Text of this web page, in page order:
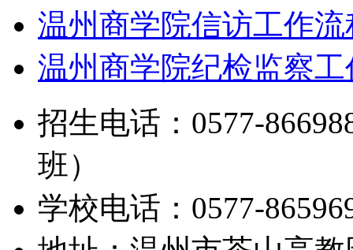
温州商学院信访工作流
温州商学院纪检监察
招生电话：0577-
班）
学校电话：0577-